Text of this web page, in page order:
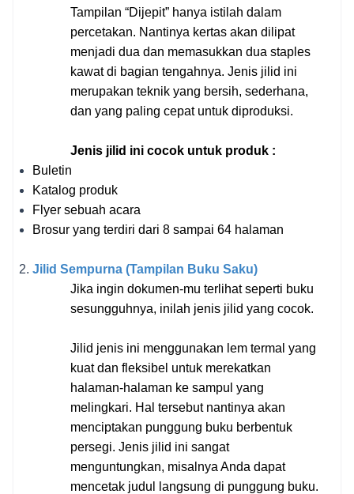
Tampilan “Dijepit” hanya istilah dalam
percetakan. Nantinya kertas akan dilipat
menjadi dua dan memasukkan dua staples
kawat di bagian tengahnya. Jenis jilid ini
merupakan teknik yang bersih, sederhana,
dan yang paling cepat untuk diproduksi.
Jenis jilid ini cocok untuk produk :
Buletin
Katalog produk
Flyer sebuah acara
Brosur yang terdiri dari 8 sampai 64 halaman
Jilid Sempurna (Tampilan Buku Saku)
Jika ingin dokumen-mu terlihat seperti buku
sesungguhnya, inilah jenis jilid yang cocok.
Jilid jenis ini menggunakan lem termal yang
kuat dan fleksibel untuk merekatkan
halaman-halaman ke sampul yang
melingkari. Hal tersebut nantinya akan
menciptakan punggung buku berbentuk
persegi. Jenis jilid ini sangat
menguntungkan, misalnya Anda dapat
mencetak judul langsung di punggung buku.